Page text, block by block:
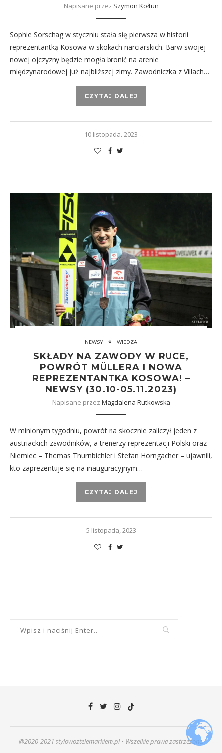
Napisane przez Szymon Kołtun
Sophie Sorschag w styczniu stała się pierwsza w historii
reprezentantką Kosowa w skokach narciarskich. Barw swojej
nowej ojczyzny będzie mogła bronić na arenie
międzynarodowej już najbliższej zimy. Zawodniczka z Villach…
CZYTAJ DALEJ
10 listopada, 2023
NEWSY WIEDZA
SKŁADY NA ZAWODY W RUCE,
POWRÓT MÜLLERA I NOWA
REPREZENTANTKA KOSOWA! –
NEWSY (30.10-05.11.2023)
Napisane przez Magdalena Rutkowska
W minionym tygodniu, powrót na skocznie zaliczył jeden z
austriackich zawodników, a trenerzy reprezentacji Polski oraz
Niemiec – Thomas Thurnbichler i Stefan Horngacher – ujawnili,
kto zaprezentuje się na inauguracyjnym…
CZYTAJ DALEJ
5 listopada, 2023
@2020-2021 stylowoztelemarkiem.pl • Wszelkie prawa zastrzeżone.